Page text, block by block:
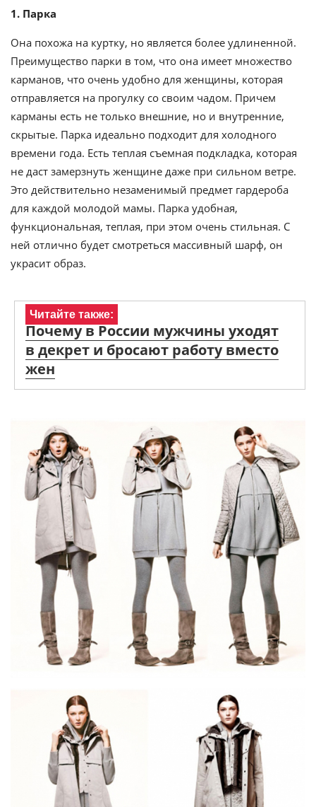
1. Парка
Она похожа на куртку, но является более удлиненной.
Преимущество парки в том, что она имеет множество
карманов, что очень удобно для женщины, которая
отправляется на прогулку со своим чадом. Причем
карманы есть не только внешние, но и внутренние,
скрытые. Парка идеально подходит для холодного
времени года. Есть теплая съемная подкладка, которая
не даст замерзнуть женщине даже при сильном ветре.
Это действительно незаменимый предмет гардероба
для каждой молодой мамы. Парка удобная,
функциональная, теплая, при этом очень стильная. С
ней отлично будет смотреться массивный шарф, он
украсит образ.
Читайте также:
Почему в России мужчины уходят
в декрет и бросают работу вместо
жен